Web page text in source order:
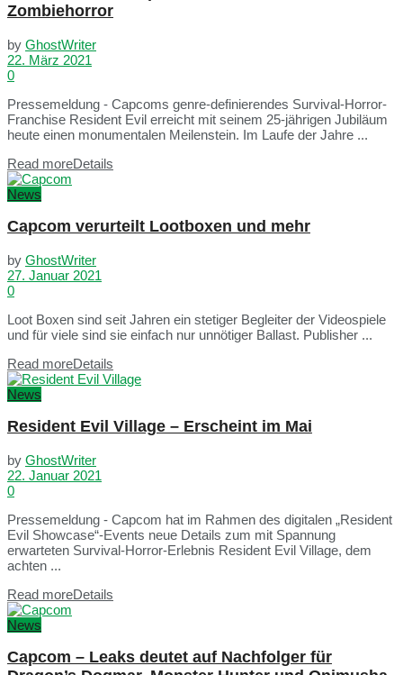
Zombiehorror
by GhostWriter
22. März 2021
0
Pressemeldung - Capcoms genre-definierendes Survival-Horror-
Franchise Resident Evil erreicht mit seinem 25-jährigen Jubiläum
heute einen monumentalen Meilenstein. Im Laufe der Jahre ...
Read moreDetails
News
Capcom verurteilt Lootboxen und mehr
by GhostWriter
27. Januar 2021
0
Loot Boxen sind seit Jahren ein stetiger Begleiter der Videospiele
und für viele sind sie einfach nur unnötiger Ballast. Publisher ...
Read moreDetails
News
Resident Evil Village – Erscheint im Mai
by GhostWriter
22. Januar 2021
0
Pressemeldung - Capcom hat im Rahmen des digitalen „Resident
Evil Showcase“-Events neue Details zum mit Spannung
erwarteten Survival-Horror-Erlebnis Resident Evil Village, dem
achten ...
Read moreDetails
News
Capcom – Leaks deutet auf Nachfolger für